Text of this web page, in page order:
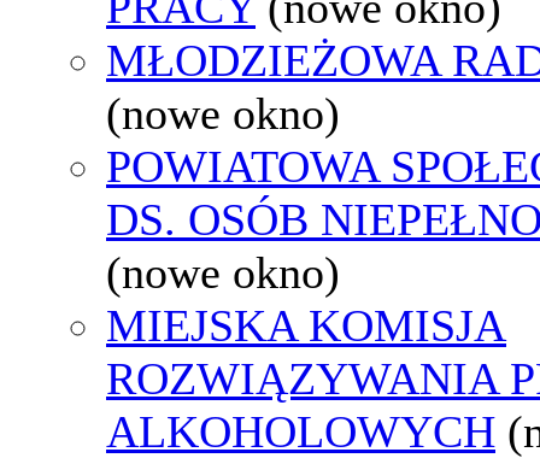
MŁODZIEŻOWA
(nowe okno)
POWIATOWA
DS. OSÓB
(nowe okno)
MIEJSKA KOMISJA
ROZWIĄZYWANIA
ALKOHOLOWYCH